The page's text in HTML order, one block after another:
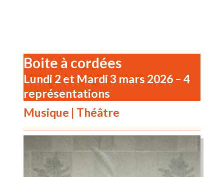
Boite à cordées
Lundi 2 et Mardi 3 mars 2026 – 4
représentations
Musique | Théâtre